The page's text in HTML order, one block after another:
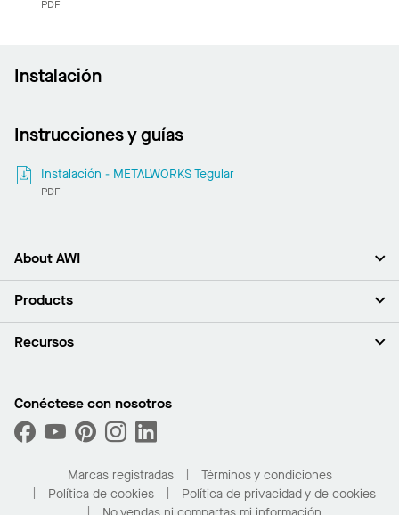
PDF
Instalación
Instrucciones y guías
Instalación - METALWORKS Tegular
PDF
About AWI
Acerca de nosotros
Sala de prensa
¿Cuáles son mis opciones de compra?
Products
Plafones
Capacidades personalizadas
Desempeño
Recursos
Buscar un distribuidor
Solicitar muestras
Compre en línea con Kanopi
Para el hogar
Conéctese con nosotros
Marcas registradas
Términos y condiciones
Política de cookies
Política de privacidad y de cookies